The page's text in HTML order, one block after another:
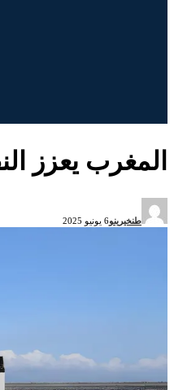
المغرب يعزز النقل البحري بـ29 باخرة و12
طنخيرينو6 يونيو 2025